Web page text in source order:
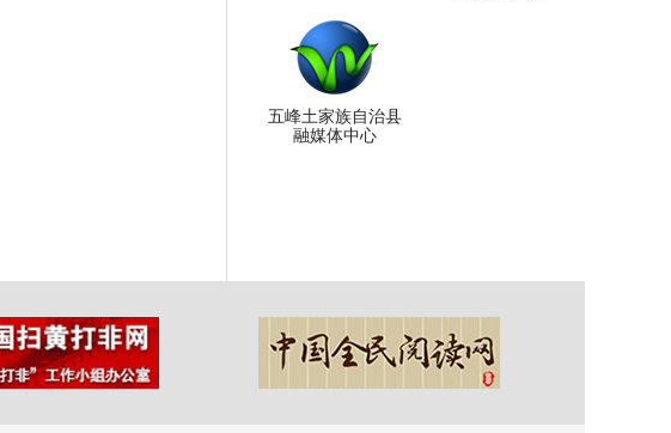
五峰土家族自治县
融媒体中心